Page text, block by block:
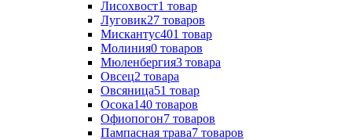
Лисохвост1 товар
Луговик27 товаров
Мискантус401 товар
Молиния0 товаров
Мюленбергия3 товара
Овсец2 товара
Овсяница51 товар
Осока140 товаров
Офиопогон7 товаров
Пампасная трава7 товаров